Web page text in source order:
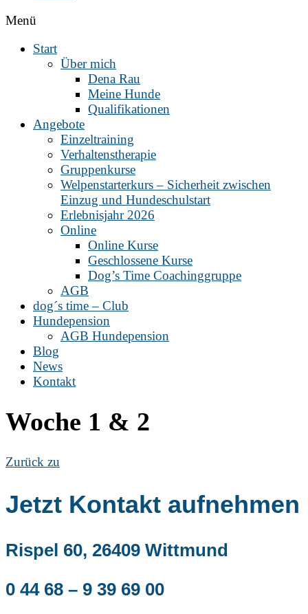
Menü
Start
Über mich
Dena Rau
Meine Hunde
Qualifikationen
Angebote
Einzeltraining
Verhaltenstherapie
Gruppenkurse
Welpenstarterkurs – Sicherheit zwischen
Einzug und Hundeschulstart
Erlebnisjahr 2026
Online
Online Kurse
Geschlossene Kurse
Dog’s Time Coachinggruppe
AGB
dog´s time – Club
Hundepension
AGB Hundepension
Blog
News
Kontakt
Woche 1 & 2
Zurück zu
Jetzt Kontakt aufnehmen
Rispel 60, 26409 Wittmund
0 44 68 – 9 39 69 00